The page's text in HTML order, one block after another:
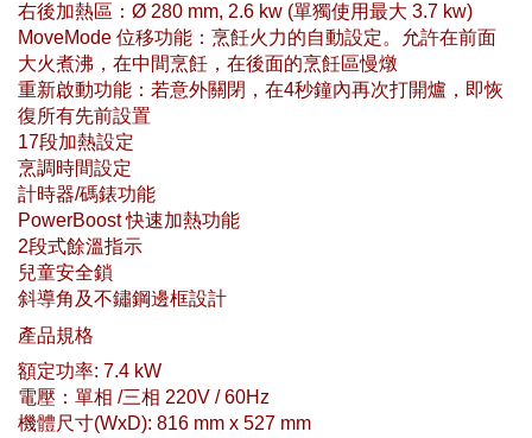
右後加熱區：Ø 280 mm, 2.6 kw (單獨使用最大 3.7 kw)
MoveMode 位移功能：烹飪火力的自動設定。允許在前面
大火煮沸，在中間烹飪，在後面的烹飪區慢燉
重新啟動功能：若意外關閉，在4秒鐘內再次打開爐，即恢
復所有先前設置
17段加熱設定
烹調時間設定
計時器/碼錶功能
PowerBoost 快速加熱功能
2段式餘溫指示
兒童安全鎖
斜導角及不鏽鋼邊框設計
產品規格
額定功率: 7.4 kW
電壓：單相 /三相 220V / 60Hz
機體尺寸(WxD): 816 mm x 527 mm